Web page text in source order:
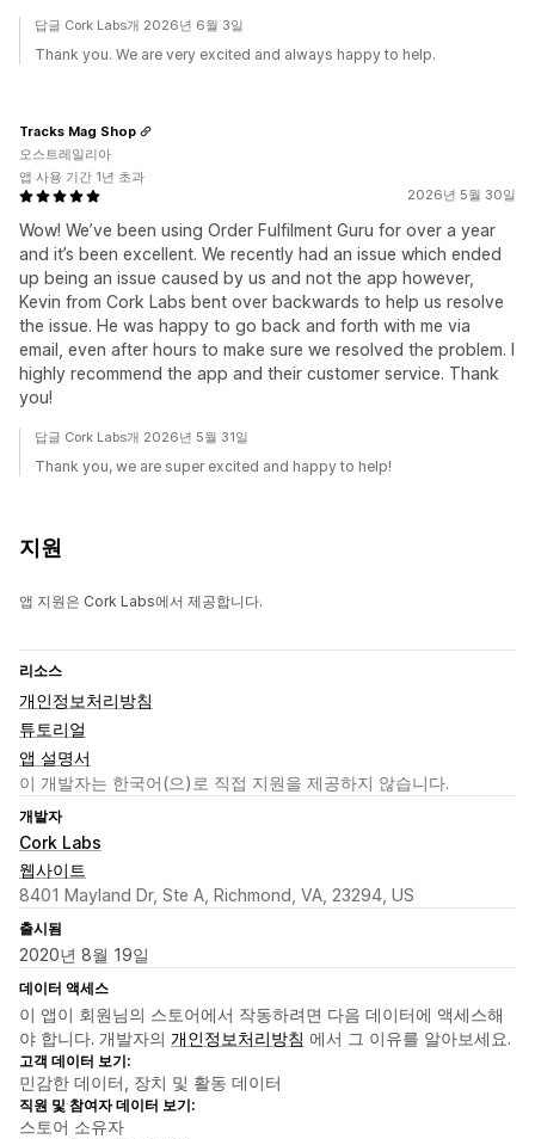
답글 Cork Labs개 2026년 6월 3일
Thank you. We are very excited and always happy to help.
2026년 5월 30일
Wow! We’ve been using Order Fulfilment Guru for over a year
and it’s been excellent. We recently had an issue which ended
up being an issue caused by us and not the app however,
Kevin from Cork Labs bent over backwards to help us resolve
the issue. He was happy to go back and forth with me via
email, even after hours to make sure we resolved the problem. I
highly recommend the app and their customer service. Thank
you!
Tracks Mag Shop
오스트레일리아
앱 사용 기간 1년 초과
답글 Cork Labs개 2026년 5월 31일
Thank you, we are super excited and happy to help!
지원
앱 지원은 Cork Labs에서 제공합니다.
리소스
개인정보처리방침
튜토리얼
앱 설명서
이 개발자는 한국어(으)로 직접 지원을 제공하지 않습니다.
개발자
Cork Labs
웹사이트
8401 Mayland Dr, Ste A, Richmond, VA, 23294, US
출시됨
2020년 8월 19일
데이터 액세스
이 앱이 회원님의 스토어에서 작동하려면 다음 데이터에 액세스해
야 합니다. 개발자의 개인정보처리방침 에서 그 이유를 알아보세요.
고객 데이터 보기:
민감한 데이터, 장치 및 활동 데이터
직원 및 참여자 데이터 보기:
스토어 소유자